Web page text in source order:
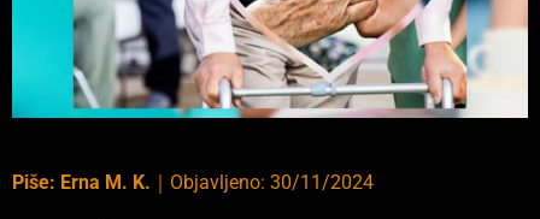
Piše: Erna M. K. Objavljeno: 30/11/2024